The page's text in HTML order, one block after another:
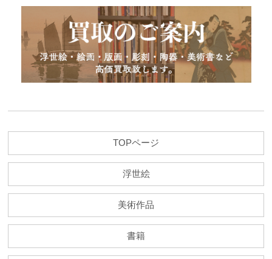
TOPページ
浮世絵
美術作品
書籍